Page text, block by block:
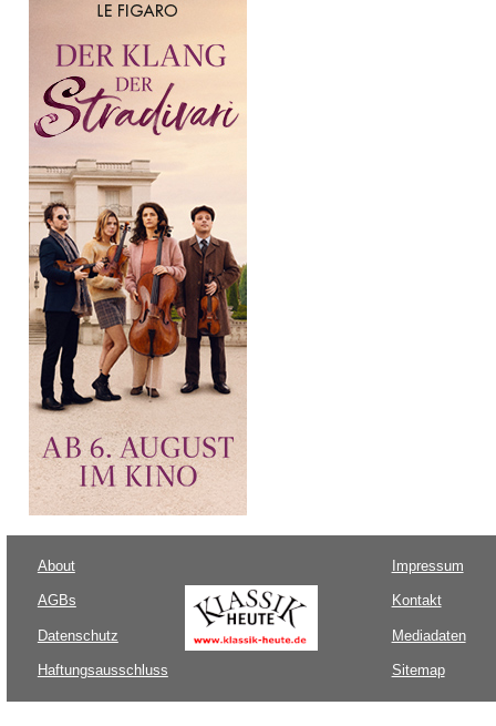
About
AGBs
Datenschutz
Haftungsausschluss
Impressum
Kontakt
Mediadaten
Sitemap